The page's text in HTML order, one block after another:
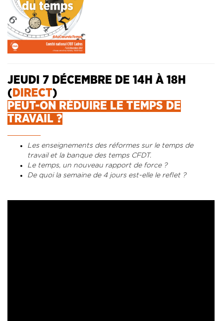
JEUDI 7 DÉCEMBRE DE 14H À 18H
( DIRECT)
PEUT-ON RÉDUIRE LE TEMPS DE
TRAVAIL ?
Les enseignements des réformes sur le temps de
travail et la banque des temps CFDT.
Le temps, un nouveau rapport de force ?
De quoi la semaine de 4 jours est-elle le reflet ?